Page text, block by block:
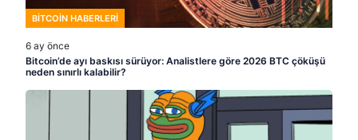
BITCOIN HABERLERI
6 ay önce
Bitcoin’de ayı baskısı sürüyor: Analistlere göre 2026 BTC çöküşü
neden sınırlı kalabilir?